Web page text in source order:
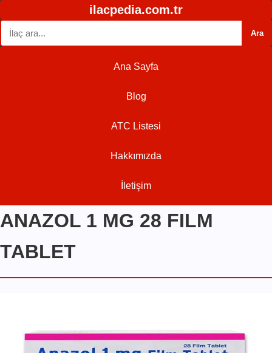
ilacpedia.com.tr
Ara
Ana Sayfa
Blog
ATC Listesi
Hakkımızda
İletişim
ANAZOL 1 MG 28 FILM
TABLET